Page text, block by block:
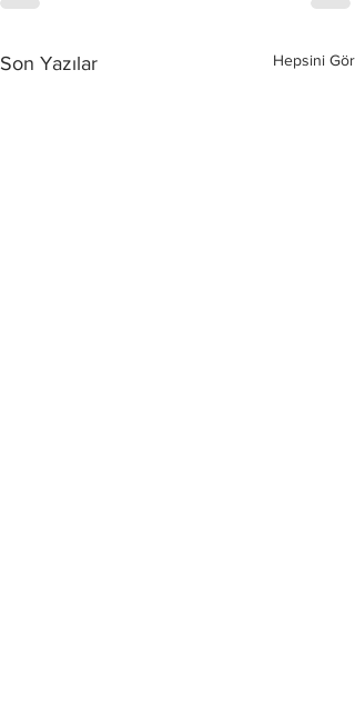
Son Yazılar Hepsini Gör